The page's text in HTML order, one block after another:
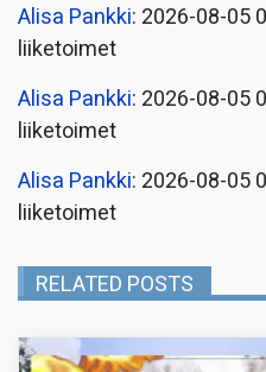
Alisa Pankki: 2026-08-05
liiketoimet
Alisa Pankki: 2026-08-05
liiketoimet
Alisa Pankki: 2026-08-05
liiketoimet
RELATED POSTS